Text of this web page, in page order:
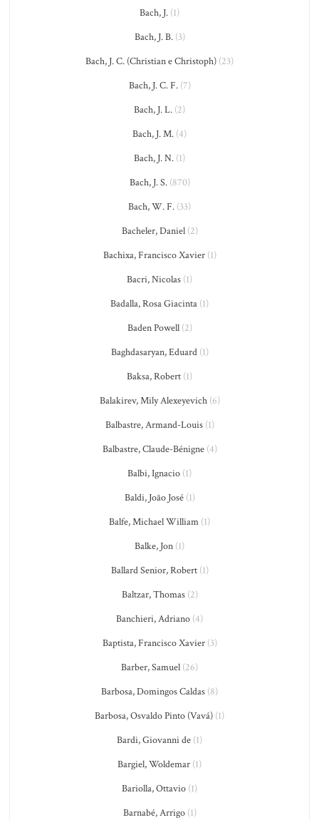
Bach, J. (1)
Bach, J. B.(3)
Bach, J. C. (Christian e Christoph) (23)
Bach, J. C. F.(7)
Bach, J. L. (2)
Bach, J. M. (4)
Bach, J. N. (1)
Bach, J. S.(870)
Bach, W. F. (33)
Bacheler, Daniel(2)
Bachixa, Francisco Xavier(1)
Bacri, Nicolas (1)
Badalla, Rosa Giacinta (1)
Baden Powell(2)
Baghdasaryan, Eduard(1)
Baksa, Robert (1)
Balakirev, Mily Alexeyevich(6)
Balbastre, Armand-Louis(1)
Balbastre, Claude-Bénigne(4)
Balbi, Ignacio (1)
Baldi, João José(1)
Balfe, Michael William (1)
Balke, Jon (1)
Ballard Senior, Robert(1)
Baltzar, Thomas(2)
Banchieri, Adriano (4)
Baptista, Francisco Xavier(3)
Barber, Samuel (26)
Barbosa, Domingos Caldas (8)
Barbosa, Osvaldo Pinto (Vavá) (1)
Bardi, Giovanni de (1)
Bargiel, Woldemar (1)
Bariolla, Ottavio (1)
Barnabé, Arrigo(1)